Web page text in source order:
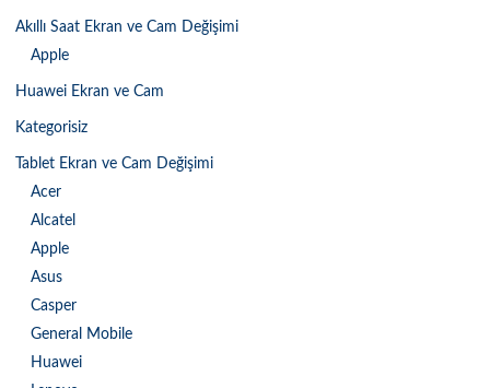
Akıllı Saat Ekran ve Cam Değişimi
Apple
Huawei Ekran ve Cam
Kategorisiz
Tablet Ekran ve Cam Değişimi
Acer
Alcatel
Apple
Asus
Casper
General Mobile
Huawei